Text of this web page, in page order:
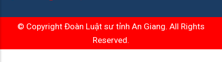
© Copyright Đoàn Luật sư tỉnh An Giang. All Rights
Reserved.